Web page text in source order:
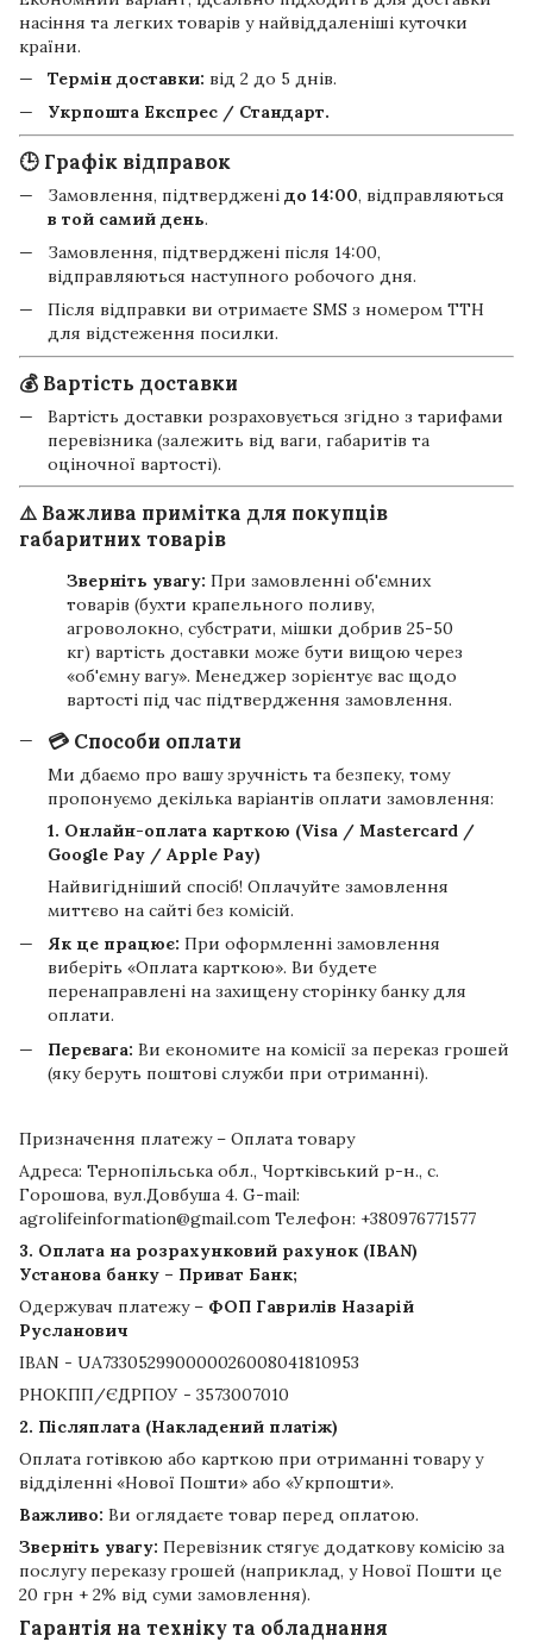
насіння та легких товарів у найвіддаленіші куточки
країни.
Термін доставки: від 2 до 5 днів.
Укрпошта Експрес / Стандарт.
🕒 Графік відправок
Замовлення, підтверджені до 14:00, відправляються
в той самий день.
Замовлення, підтверджені після 14:00,
відправляються наступного робочого дня.
Після відправки ви отримаєте SMS з номером ТТН
для відстеження посилки.
💰 Вартість доставки
Вартість доставки розраховується згідно з тарифами
перевізника (залежить від ваги, габаритів та
оціночної вартості).
⚠️ Важлива примітка для покупців
габаритних товарів
Зверніть увагу: При замовленні об'ємних
товарів (бухти крапельного поливу,
агроволокно, субстрати, мішки добрив 25-50
кг) вартість доставки може бути вищою через
«об'ємну вагу». Менеджер зорієнтує вас щодо
вартості під час підтвердження замовлення.
💳 Способи оплати
Ми дбаємо про вашу зручність та безпеку, тому
пропонуємо декілька варіантів оплати замовлення:
1. Онлайн-оплата карткою (Visa / Mastercard /
Google Pay / Apple Pay)
Найвигідніший спосіб! Оплачуйте замовлення
миттєво на сайті без комісій.
Як це працює: При оформленні замовлення
виберіть «Оплата карткою». Ви будете
перенаправлені на захищену сторінку банку для
оплати.
Перевага: Ви економите на комісії за переказ грошей
(яку беруть поштові служби при отриманні).
Призначення платежу – Оплата товару
Адреса: Тернопільська обл., Чортківський р-н., с.
Горошова, вул.Довбуша 4. G-mail:
agrolifeinformation@gmail.com Телефон: +380976771577
3. Оплата на розрахунковий рахунок (IBAN)
Установа банку – Приват Банк;
Одержувач платежу – ФОП Гаврилів Назарій
Русланович
IBAN - UA733052990000026008041810953
РНОКПП/ЄДРПОУ - 3573007010
2. Післяплата (Накладений платіж)
Оплата готівкою або карткою при отриманні товару у
відділенні «Нової Пошти» або «Укрпошти».
Важливо: Ви оглядаєте товар перед оплатою.
Зверніть увагу: Перевізник стягує додаткову комісію за
послугу переказу грошей (наприклад, у Нової Пошти це
20 грн + 2% від суми замовлення).
Гарантія на техніку та обладнання